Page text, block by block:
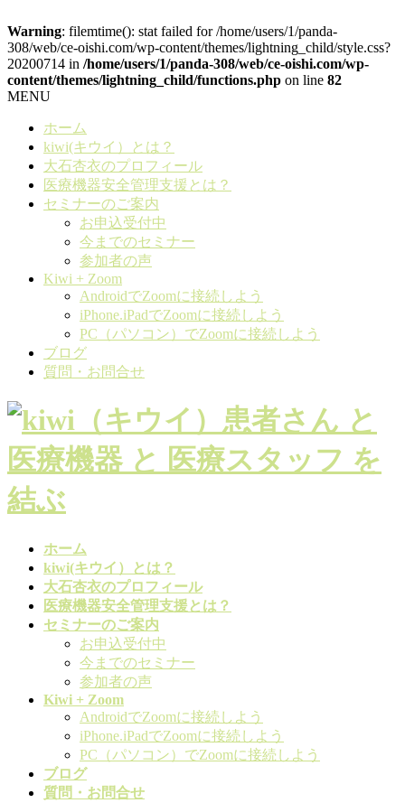
Warning: filemtime(): stat failed for /home/users/1/panda-
308/web/ce-oishi.com/wp-content/themes/lightning_child/style.css?
20200714 in /home/users/1/panda-308/web/ce-oishi.com/wp-
content/themes/lightning_child/functions.php on line 82
MENU
ホーム
kiwi(キウイ）とは？
大石杏衣のプロフィール
医療機器安全管理支援とは？
セミナーのご案内
お申込受付中
今までのセミナー
参加者の声
Kiwi + Zoom
AndroidでZoomに接続しよう
iPhone.iPadでZoomに接続しよう
PC（パソコン）でZoomに接続しよう
ブログ
質問・お問合せ
ホーム
kiwi(キウイ）とは？
大石杏衣のプロフィール
医療機器安全管理支援とは？
セミナーのご案内
お申込受付中
今までのセミナー
参加者の声
Kiwi + Zoom
AndroidでZoomに接続しよう
iPhone.iPadでZoomに接続しよう
PC（パソコン）でZoomに接続しよう
ブログ
質問・お問合せ